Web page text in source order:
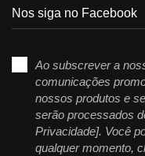
Nos siga no Facebook
Ao subscrever a
comunicações
nossos produtos e
serão processados
Privacidade]. Você
qualquer momento,